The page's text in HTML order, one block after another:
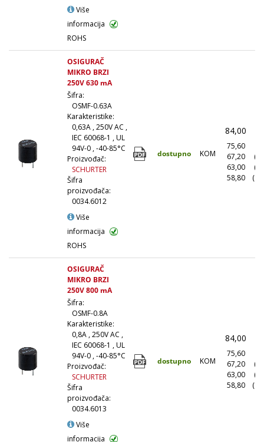
Više
informacija
ROHS
OSIGURAČ
MIKRO BRZI
250V 630 mA
Šifra:
OSMF-0.63A
Karakteristike:
0,63A , 250V AC ,
IEC 60068-1 , UL
94V-0 , -40-85°C
Proizvođač:
SCHURTER
Šifra
proizvođača:
0034.6012
Više
informacija
ROHS
dostupno KOM
84,00
75,60
67,20
63,00
58,80
OSIGURAČ
MIKRO BRZI
250V 800 mA
Šifra:
OSMF-0.8A
Karakteristike:
0,8A , 250V AC ,
IEC 60068-1 , UL
94V-0 , -40-85°C
Proizvođač:
SCHURTER
Šifra
proizvođača:
0034.6013
Više
informacija
dostupno KOM
84,00
75,60
67,20
63,00
58,80